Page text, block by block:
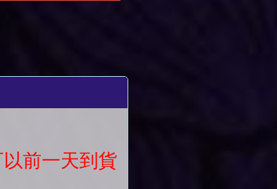
前一天到貨